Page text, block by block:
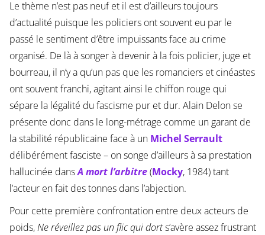
Le thème n’est pas neuf et il est d’ailleurs toujours
d’actualité puisque les policiers ont souvent eu par le
passé le sentiment d’être impuissants face au crime
organisé. De là à songer à devenir à la fois policier, juge et
bourreau, il n’y a qu’un pas que les romanciers et cinéastes
ont souvent franchi, agitant ainsi le chiffon rouge qui
sépare la légalité du fascisme pur et dur. Alain Delon se
présente donc dans le long-métrage comme un garant de
la stabilité républicaine face à un Michel Serrault
délibérément fasciste – on songe d’ailleurs à sa prestation
hallucinée dansA mort l’arbitre(Mocky, 1984) tant
l’acteur en fait des tonnes dans l’abjection.
Pour cette première confrontation entre deux acteurs de
poids,Ne réveillez pas un flic qui dorts’avère assez frustrant